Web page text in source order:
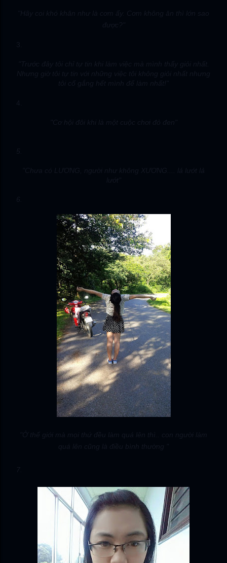
"Hãy coi khó khăn như là cơm ấy. Cơm không ăn thì lớn sao
3.
"Trước đây tôi chỉ tự tin khi làm việc mà mình thấy giỏi nhất.
Nhưng giờ tôi tự tin với những việc tôi không giỏi nhất nhưng
tôi cố gắng hết mình để làm nhất!"
"Cơ hội đôi khi là một cuộc chơi đỏ đen"
5.
"Chưa có LƯƠNG, người như không XƯƠNG.... lả lướt lả
lướt"
"Ở thế giới mà mọi thứ đều làm quá lên thì.. con người làm
quá lên cũng là điều bình thường "